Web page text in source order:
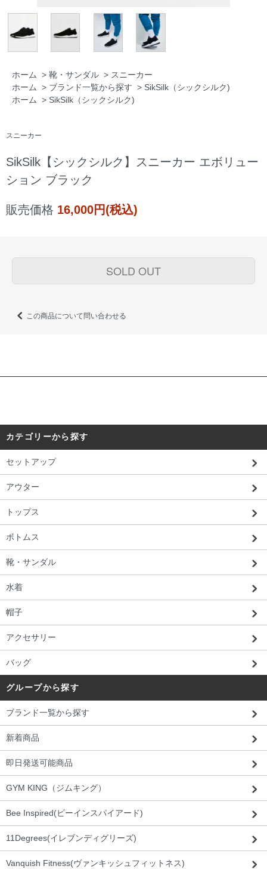
ホーム > 靴・サンダル > スニーカー
ホーム > ブランド一覧から探す > SikSilk（シックシルク)
ホーム > SikSilk（シックシルク)
スニーカー
SikSilk【シックシルク】スニーカー エボリュー
ション ブラック
販売価格 16,000円(税込)
SOLD OUT
この商品について問い合わせる
カテゴリーから探す
セットアップ
アウター
トップス
ボトムス
靴・サンダル
水着
帽子
アクセサリー
バッグ
グループから探す
ブランド一覧から探す
新着商品
即日発送可能商品
GYM KING（ジムキング）
Bee Inspired(ビーインスパイアード)
11Degrees(イレブンディグリーズ)
Vanquish Fitness(ヴァンキッシュフィットネス)